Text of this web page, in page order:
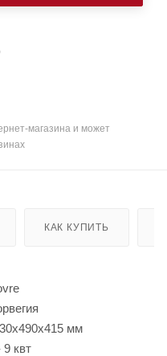
магазина и может
КАК КУПИТЬ
мм
9 квт